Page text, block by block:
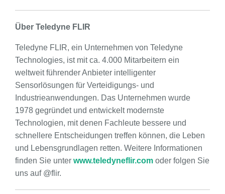
Über Teledyne FLIR
Teledyne FLIR, ein Unternehmen von Teledyne
Technologies, ist mit ca. 4.000 Mitarbeitern ein
weltweit führender Anbieter intelligenter
Sensorlösungen für Verteidigungs- und
Industrieanwendungen. Das Unternehmen wurde
1978 gegründet und entwickelt modernste
Technologien, mit denen Fachleute bessere und
schnellere Entscheidungen treffen können, die Leben
und Lebensgrundlagen retten. Weitere Informationen
finden Sie unter www.teledyneflir.com oder folgen Sie
uns auf @flir.